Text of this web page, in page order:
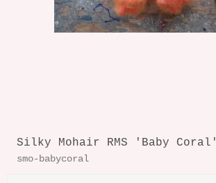
Silky Mohair RMS 'Baby Coral'
smo-babycoral